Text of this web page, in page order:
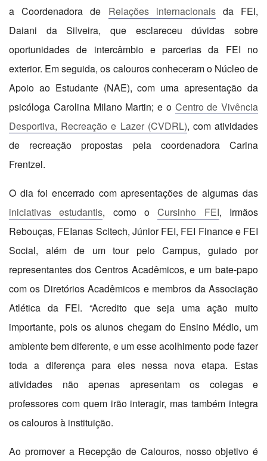
a Coordenadora de Relações internacionaisda FEI,
Daiani da Silveira, que esclareceu dúvidas sobre
oportunidades de intercâmbio e parcerias da FEI no
exterior. Em seguida, os calouros conheceram o Núcleo de
Apoio ao Estudante (NAE), com uma apresentação da
psicóloga Carolina Milano Martin; e o Centro de Vivência
Desportiva, Recreação e Lazer (CVDRL), com atividades
de recreação propostas pela coordenadora Carina
Frentzel.
O dia foi encerrado com apresentações de algumas das
iniciativas estudantis, como oCursinho FEI, Irmãos
Rebouças, FEIanas Scitech, Júnior FEI, FEI Finance e FEI
Social, além de um tour pelo Campus, guiado por
representantes dos Centros Acadêmicos, e um bate-papo
com os Diretórios Acadêmicos e membros da Associação
Atlética da FEI. “Acredito que seja uma ação muito
importante, pois os alunos chegam do Ensino Médio, um
ambiente bem diferente, e um esse acolhimento pode fazer
toda a diferença para eles nessa nova etapa. Estas
atividades não apenas apresentam os colegas e
professores com quem irão interagir, mas também integra
os calouros à instituição.
Ao promover a Recepção de Calouros, nosso objetivo é